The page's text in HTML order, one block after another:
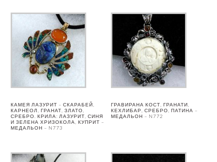
КАМЕЯ ЛАЗУРИТ – СКАРАБЕЙ,
КАРНЕОЛ, ГРАНАТ, ЗЛАТО,
СРЕБРО. КРИЛА: ЛАЗУРИТ, СИНЯ
И ЗЕЛЕНА ХРИЗОКОЛА, КУПРИТ –
МЕДАЛЬОН – N773
ГРАВИРАНА КОСТ, ГРАНАТИ,
КЕХЛИБАР, СРЕБРО, ПАТИНА –
МЕДАЛЬОН – N772